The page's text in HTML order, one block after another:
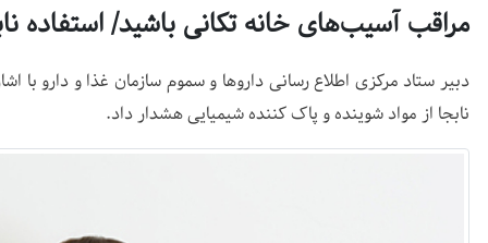
مراقب آسیب‌های خانه تکانی باشید/ استفاده
دبیر ستاد مرکزی اطلاع رسانی داروها و سموم سازمان غذا و دارو با
نابجا از مواد شوینده و پاک کننده شیمیایی هشدار داد.